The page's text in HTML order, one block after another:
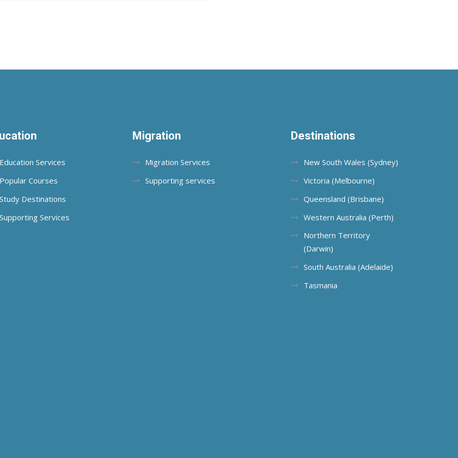
Education Services
Popular Courses
Study Destinations
Supporting Services
Migration
Migration Services
Supporting services
Destinations
New South Wales (Sydney)
Victoria (Melbourne)
Queensland (Brisbane)
Western Australia (Perth)
Northern Territory
(Darwin)
South Australia (Adelaide)
Tasmania